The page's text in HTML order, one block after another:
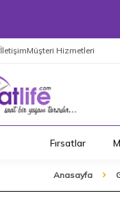
İletişimMüşteri Hizmetleri
Fırsatlar
Anasayfa